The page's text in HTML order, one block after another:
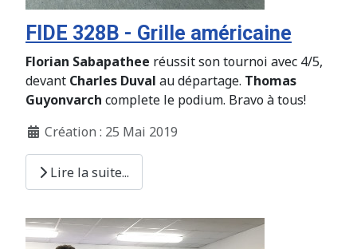
FIDE 328B - Grille américaine
Florian Sabapathee réussit son tournoi avec 4/5,
devant Charles Duval au départage. Thomas
Guyonvarch complete le podium. Bravo à tous!
Création : 25 Mai 2019
Lire la suite...